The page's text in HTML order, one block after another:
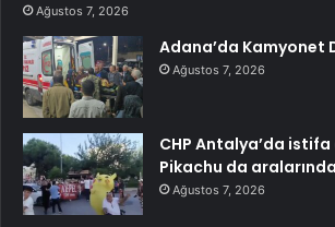
Ağustos 7, 2026
Adana’da Kamyonet
Ağustos 7, 2026
CHP Antalya’da
Pikachu da
Ağustos 7, 2026